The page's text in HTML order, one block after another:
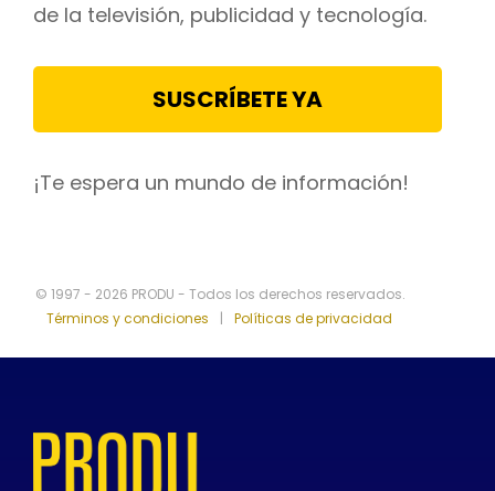
de la televisión, publicidad y tecnología.
SUSCRÍBETE YA
¡Te espera un mundo de información!
© 1997 - 2026 PRODU - Todos los derechos reservados.
Términos y condiciones
| Políticas de privacidad